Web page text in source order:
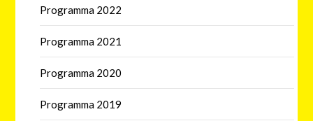
Programma 2022
Programma 2021
Programma 2020
Programma 2019